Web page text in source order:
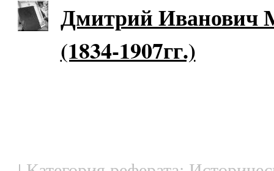
Дмитрий Иванович
(1834-1907гг.)